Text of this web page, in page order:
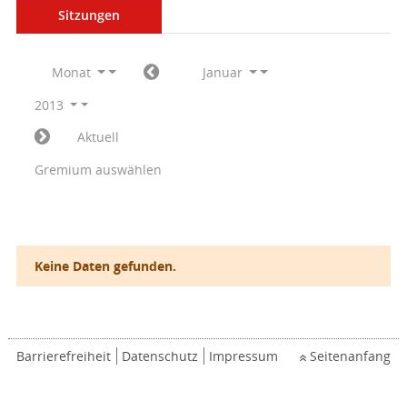
Sitzungen
Monat
Januar
2013
Aktuell
Gremium auswählen
Keine Daten gefunden.
Barrierefreiheit Datenschutz Impressum Seitenanfang